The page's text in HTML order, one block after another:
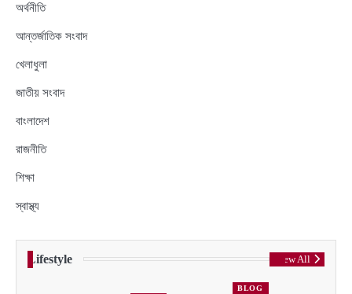
অর্থনীতি
আন্তর্জাতিক সংবাদ
খেলাধুলা
জাতীয় সংবাদ
বাংলাদেশ
রাজনীতি
শিক্ষা
স্বাস্থ্য
Lifestyle View All
BLOG